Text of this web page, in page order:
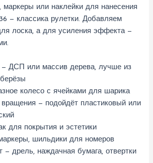
маркеры или наклейки для нанесения
— классика рулетки. Добавляем
лоска, а для усиления эффекта —
— ДСП или массив дерева, лучше из
колесо с ячейками для шарика
— подойдёт пластиковый или
для покрытия и эстетики
шильдики для номеров
— дрель, наждачная бумага, отвертки